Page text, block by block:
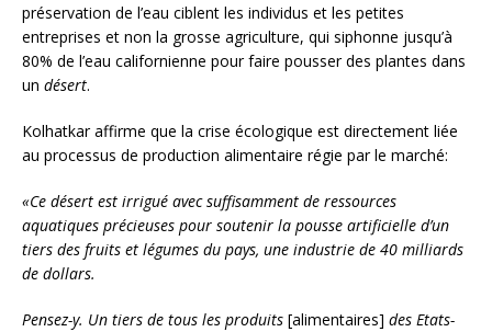
préservation de l’eau ciblent les individus et les petites
entreprises et non la grosse agriculture, qui siphonne jusqu’à
80% de l’eau californienne pour faire pousser des plantes dans
un désert.
Kolhatkar affirme que la crise écologique est directement liée
au processus de production alimentaire régie par le marché:
«Ce désert est irrigué avec suffisamment de ressources
aquatiques précieuses pour soutenir la pousse artificielle d’un
tiers des fruits et légumes du pays, une industrie de 40 milliards
de dollars.
Pensez-y. Un tiers de tous les produits [alimentaires] des Etats-